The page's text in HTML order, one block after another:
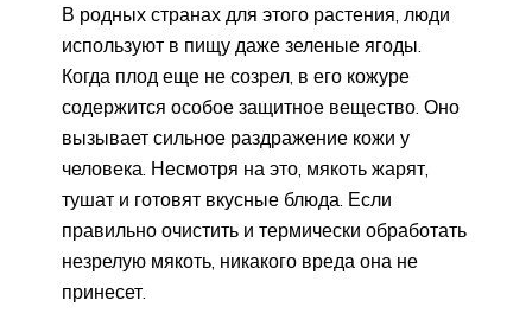
В родных странах для этого растения, люди
используют в пищу даже зеленые ягоды.
Когда плод еще не созрел, в его кожуре
содержится особое защитное вещество. Оно
вызывает сильное раздражение кожи у
человека. Несмотря на это, мякоть жарят,
тушат и готовят вкусные блюда. Если
правильно очистить и термически обработать
незрелую мякоть, никакого вреда она не
принесет.